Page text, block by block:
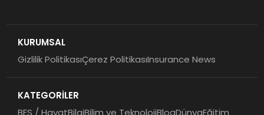
KURUMSAL
Gizlilik PolitikasıÇerez PolitikasıInsurance News
KATEGORİLER
BES / HayatBilgiBilim ve TeknolojiBlogDünyaEğitim